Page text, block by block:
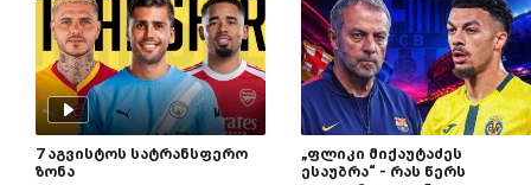
7 აგვისტოს სატრანსფერო
ზონა
„ფლიკი მიქაუტაძეს
ესაუბრა“ - რას წერს